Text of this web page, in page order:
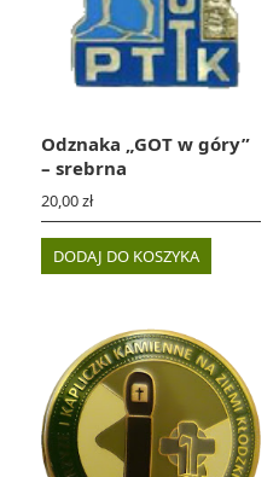
Odznaka „GOT w góry”
– srebrna
20,00zł
DODAJ DO KOSZYKA